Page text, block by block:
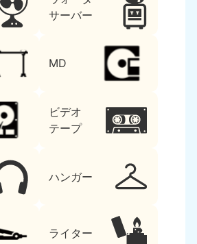
サーバー
MD
ビデオ
テープ
ハンガー
ライター